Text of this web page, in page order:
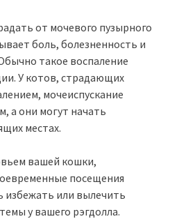
от мочевого пузырного
боль, болезненность и
такое воспаление
У котов, страдающих
мочеиспускание
а они могут начать
местах.
вашей кошки,
посещения
избежать или вылечить
у вашего рэгдолла.